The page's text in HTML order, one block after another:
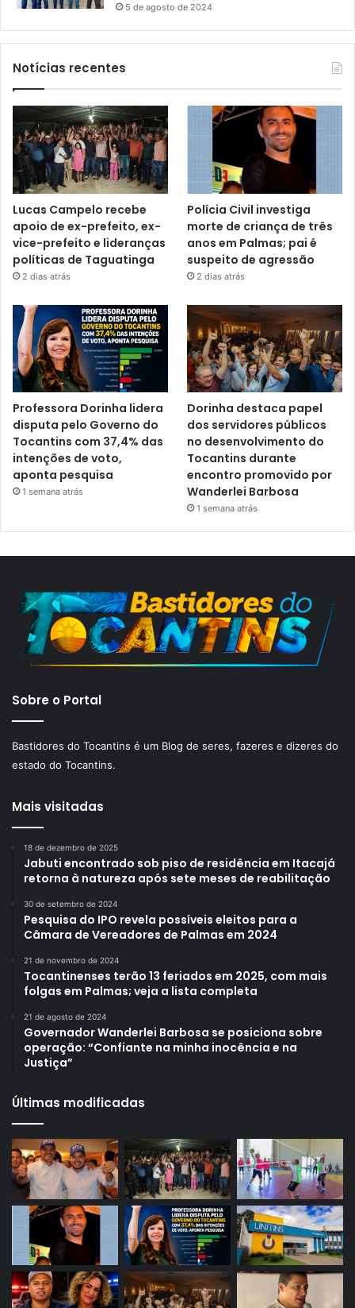
5 de agosto de 2024
Notícias recentes
Lucas Campelo recebe
apoio de ex-prefeito, ex-
vice-prefeito e lideranças
políticas de Taguatinga
2 dias atrás
Polícia Civil investiga
morte de criança de três
anos em Palmas; pai é
suspeito de agressão
2 dias atrás
Professora Dorinha lidera
disputa pelo Governo do
Tocantins com 37,4% das
intenções de voto,
aponta pesquisa
1 semana atrás
Dorinha destaca papel
dos servidores públicos
no desenvolvimento do
Tocantins durante
encontro promovido por
Wanderlei Barbosa
1 semana atrás
Sobre o Portal
Bastidores do Tocantins é um Blog de seres, fazeres e dizeres do
estado do Tocantins.
Mais visitadas
18 de dezembro de 2025
Jabuti encontrado sob piso de residência em Itacajá
retorna à natureza após sete meses de reabilitação
30 de setembro de 2024
Pesquisa do IPO revela possíveis eleitos para a
Câmara de Vereadores de Palmas em 2024
21 de novembro de 2024
Tocantinenses terão 13 feriados em 2025, com mais
folgas em Palmas; veja a lista completa
21 de agosto de 2024
Governador Wanderlei Barbosa se posiciona sobre
operação: “Confiante na minha inocência e na
Justiça”
Últimas modificadas